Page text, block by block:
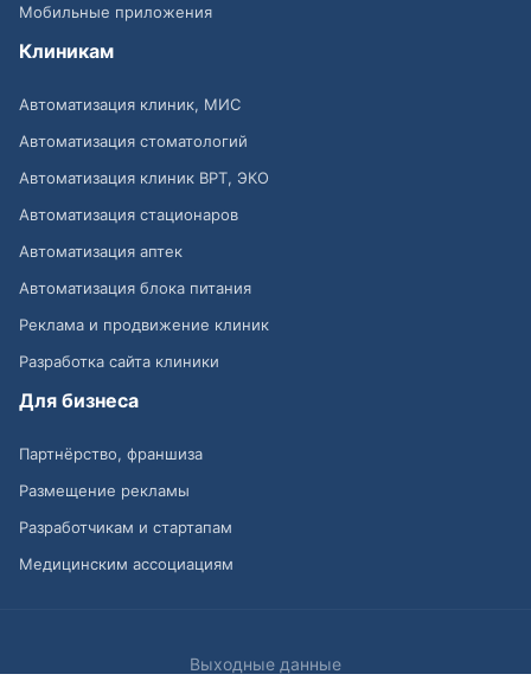
Мобильные приложения
Клиникам
Автоматизация клиник, МИС
Автоматизация стоматологий
Автоматизация клиник ВРТ, ЭКО
Автоматизация стационаров
Автоматизация аптек
Автоматизация блока питания
Реклама и продвижение клиник
Разработка сайта клиники
Для бизнеса
Партнёрство, франшиза
Размещение рекламы
Разработчикам и стартапам
Медицинским ассоциациям
Выходные данные